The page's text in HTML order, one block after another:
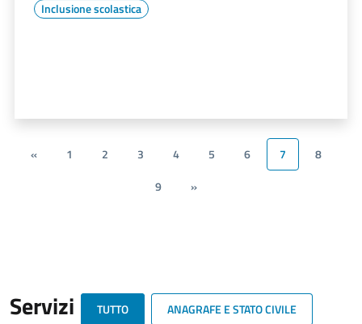
Inclusione scolastica
« 1 2 3 4 5 6 7
8
9
»
Servizi TUTTO
ANAGRAFE E STATO CIVILE